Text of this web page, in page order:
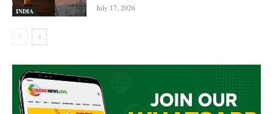
INDIA July 17, 2026